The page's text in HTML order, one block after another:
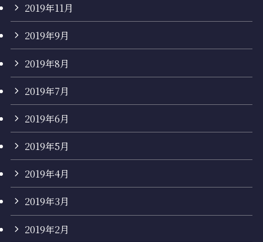
2019年11月
2019年9月
2019年8月
2019年7月
2019年6月
2019年5月
2019年4月
2019年3月
2019年2月